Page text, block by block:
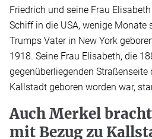
Friedrich und seine Frau
Schiff in die USA, wenige Monate
Trumps Vater in New York
1918. Seine Frau Elisabeth, die
gegenüberliegenden Straßenseite
Kallstadt geboren worden war,
Auch Merkel
mit Bezug zu